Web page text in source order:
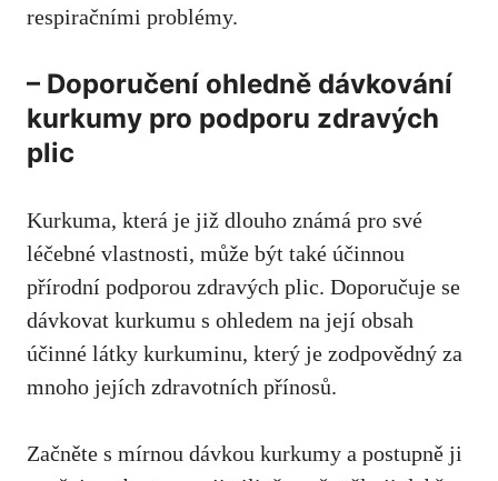
respiračními problémy.
– Doporučení ohledně⁣ dávkování
kurkumy pro podporu zdravých
plic
Kurkuma, která je již dlouho známá pro své
léčebné vlastnosti, může být⁣ také účinnou
přírodní podporou zdravých plic. Doporučuje⁣ se
dávkovat kurkumu s ohledem na ​její obsah
účinné ​látky kurkuminu,⁣ který je zodpovědný za⁤
mnoho jejích ⁤zdravotních přínosů.
Začněte‌ s mírnou dávkou kurkumy a postupně ji